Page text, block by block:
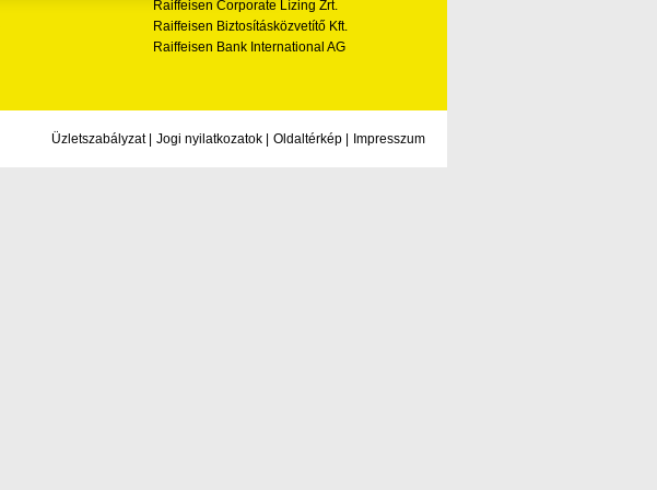
Raiffeisen Corporate Lízing Zrt.
Raiffeisen Biztosításközvetítő Kft.
Raiffeisen Bank International AG
Üzletszabályzat | Jogi nyilatkozatok | Oldaltérkép | Impresszum